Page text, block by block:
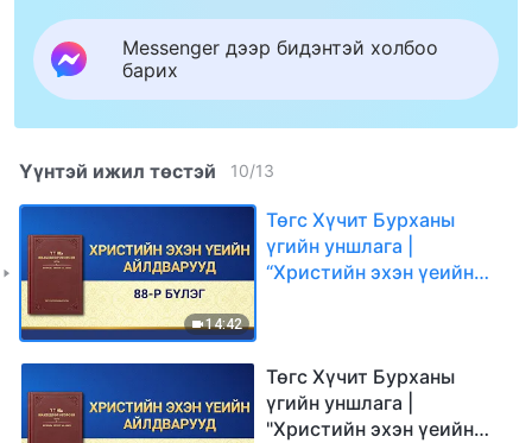
Messenger дээр бидэнтэй холбоо
барих
Үүнтэй ижил төстэй 10/13
14:42
Төгс Хүчит Бурханы
үгийн уншлага |
“Христийн эхэн үеийн
Төгс Хүчит Бурханы
үгийн уншлага |
"Христийн эхэн үеийн